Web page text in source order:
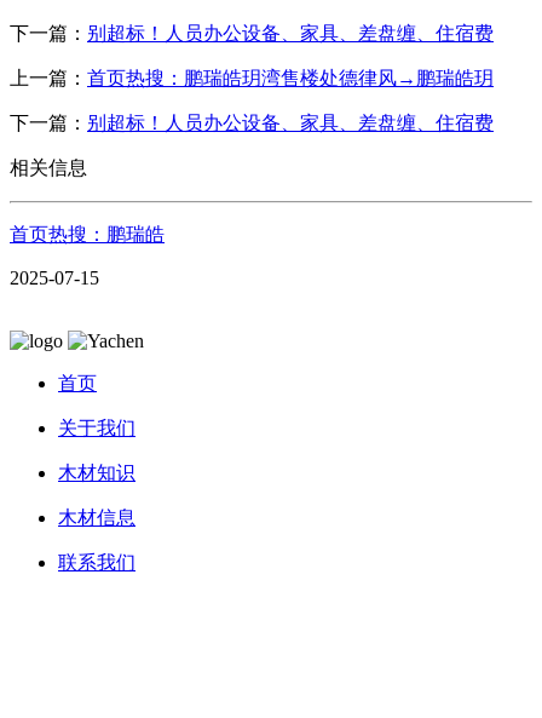
下一篇： 别超标！人员办公设备、家具、差盘缠、住宿费
上一篇： 首页热搜：鹏瑞皓玥湾售楼处德律风→鹏瑞皓玥
下一篇： 别超标！人员办公设备、家具、差盘缠、住宿费
相关信息
首页热搜：鹏瑞皓
2025-07-15
首页
关于我们
木材知识
木材信息
联系我们